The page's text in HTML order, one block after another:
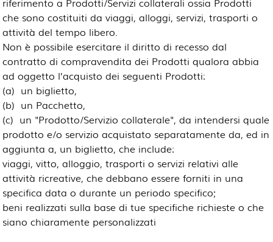
che sono costituiti da viaggi, alloggi, servizi, trasporti o
attività del tempo libero.
Non è possibile esercitare il diritto di recesso dal
contratto di compravendita dei Prodotti qualora abbia
ad oggetto l’acquisto dei seguenti Prodotti:
(a) un biglietto,
(b) un Pacchetto,
(c) un "Prodotto/Servizio collaterale", da intendersi quale
prodotto e/o servizio acquistato separatamente da, ed in
aggiunta a, un biglietto, che include:
viaggi, vitto, alloggio, trasporti o servizi relativi alle
attività ricreative, che debbano essere forniti in una
specifica data o durante un periodo specifico;
beni realizzati sulla base di tue specifiche richieste o che
siano chiaramente personalizzati